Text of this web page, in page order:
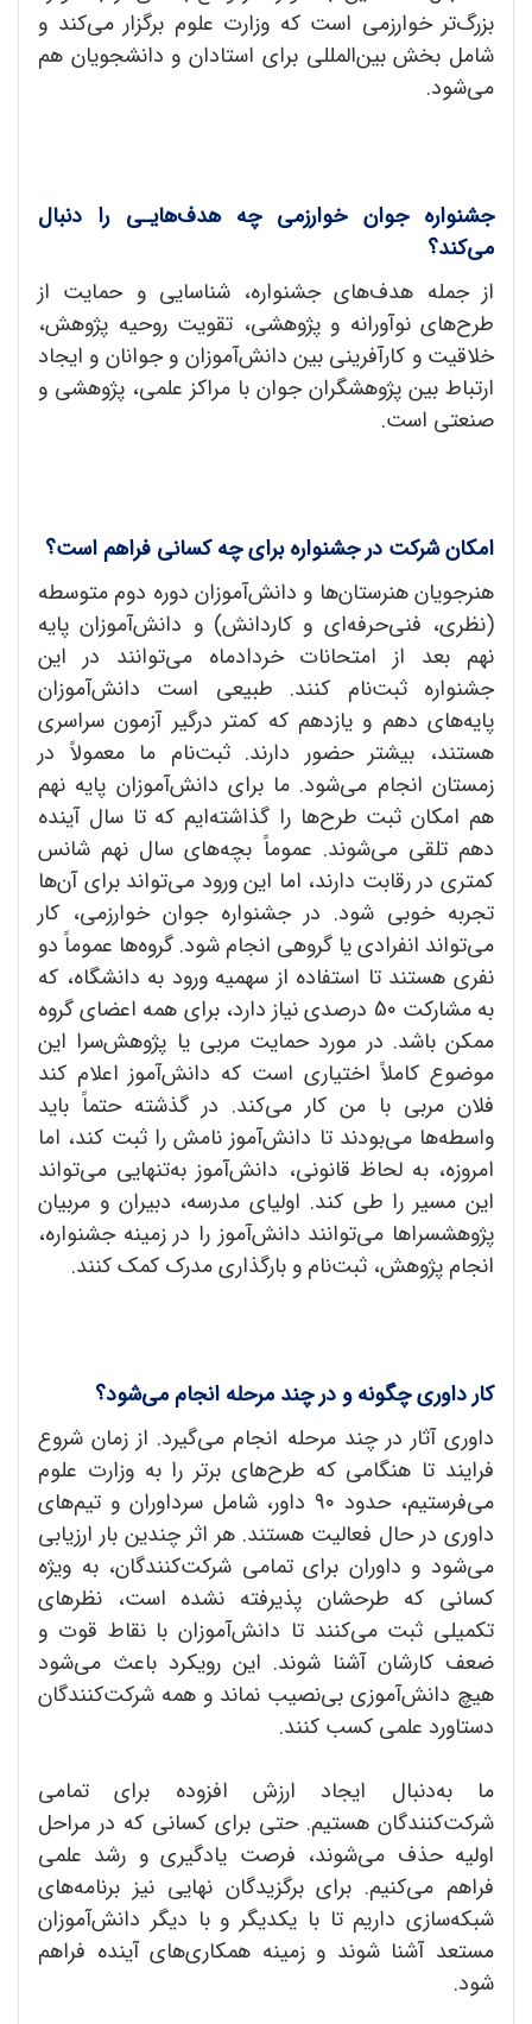
بزرگ‌تر خوارزمی است که وزارت علوم برگزار می‌کند و
شامل بخش بین‌المللی برای استادان و دانشجویان هم
می‌شود.
جشنواره جوان خوارزمی چه هدف‌هایـی را دنبال
می‌کند؟
از جمله هدف‌های جشنواره، شناسایی و حمایت از
طرح‌های نوآورانه و پژوهشی، تقویت روحیه پژوهش،
خلاقیت و کارآفرینی بین دانش‌آموزان و جوانان و ایجاد
ارتباط بین پژوهشگران جوان با مراکز علمی، پژوهشی و
صنعتی است.
امکان شرکت در جشنواره برای چه کسانی فراهم است؟
هنرجویان هنرستان‌ها و دانش‌آموزان دوره دوم متوسطه
(نظری، فنی‌حرفه‌ای و کاردانش) و دانش‌آموزان پایه
نهم بعد از امتحانات خردادماه می‌توانند در این
جشنواره ثبت‌نام کنند. طبیعی است دانش‌آموزان
پایه‌های دهم و یازدهم که کمتر درگیر آزمون سراسری
هستند، بیشتر حضور دارند. ثبت‌نام ما معمولاً در
زمستان انجام می‌شود. ما برای دانش‌آموزان پایه نهم
هم امکان ثبت طرح‌ها را گذاشته‌ایم که تا سال آینده
دهم تلقی می‌شوند. عموماً بچه‌های سال نهم شانس
کمتری در رقابت دارند، اما این ورود می‌تواند برای آن‌ها
تجربه خوبی شود. در جشنواره جوان خوارزمی، کار
می‌تواند انفرادی یا گروهی انجام شود. گروه‌ها عموماً دو
نفری هستند تا استفاده از سهمیه ورود به دانشگاه، که
به مشارکت 5٠ درصدی نیاز دارد، برای همه اعضای گروه
ممکن باشد. در مورد حمایت مربی یا پژوهش‌سرا این
موضوع کاملاً اختیاری است که دانش‌آموز اعلام کند
فلان مربی با من کار می‌کند. در گذشته حتماً باید
واسطه‌ها می‌بودند تا دانش‌آموز نامش را ثبت کند، اما
امروزه، به لحاظ قانونی، دانش‌آموز به‌تنهایی می‌تواند
این مسیر را طی کند. اولیای مدرسه، دبیران و مربیان
پژوهشسراها می‌توانند دانش‌آموز را در زمینه جشنواره،
انجام پژوهش، ثبت‌نام و بارگذاری مدرک کمک کنند.
کار داوری چگونه و در چند مرحله انجام می‌شود؟
داوری آثار در چند مرحله انجام می‌گیرد. از زمان شروع
فرایند تا هنگامی که طرح‌های برتر را به وزارت علوم
می‌فرستیم، حدود 9٠ داور، شامل سرداوران و تیم‌های
داوری در حال فعالیت هستند. هر اثر چندین بار ارزیابی
می‌شود و داوران برای تمامی شرکت‌کنندگان، به ویژه
کسانی که طرحشان پذیرفته نشده است، نظرهای
تکمیلی ثبت می‌کنند تا دانش‌آموزان با نقاط قوت و
ضعف کارشان آشنا شوند. این رویکرد باعث می‌شود
هیچ دانش‌آموزی بی‌نصیب نماند و همه شرکت‌کنندگان
دستاورد علمی کسب کنند.
ما به‌دنبال ایجاد ارزش افزوده برای تمامی
شرکت‌کنندگان هستیم. حتی برای کسانی که در مراحل
اولیه حذف می‌شوند، فرصت یادگیری و رشد علمی
فراهم می‌کنیم. برای برگزیدگان نهایی نیز برنامه‌های
شبکه‌سازی داریم تا با یکدیگر و با دیگر دانش‌آموزان
مستعد آشنا شوند و زمینه همکاری‌های آینده فراهم
شود.